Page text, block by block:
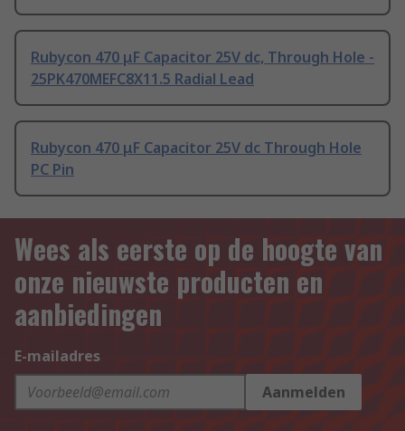
Rubycon 470 μF Capacitor 25V dc, Through Hole -
25PK470MEFC8X11.5 Radial Lead
Rubycon 470 μF Capacitor 25V dc Through Hole
PC Pin
Wees als eerste op de hoogte van
onze nieuwste producten en
aanbiedingen
E-mailadres
Aanmelden